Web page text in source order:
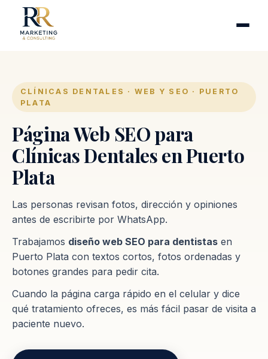
Industrias
Proceso
Contacto
CLÍNICAS DENTALES · WEB Y SEO · PUERTO
PLATA
Página Web SEO para
Clínicas Dentales en Puerto
Plata
Las personas revisan fotos, dirección y opiniones
antes de escribirte por WhatsApp.
Trabajamos diseño web SEO para dentistas en
Puerto Plata con textos cortos, fotos ordenadas y
botones grandes para pedir cita.
Cuando la página carga rápido en el celular y dice
qué tratamiento ofreces, es más fácil pasar de visita a
paciente nuevo.